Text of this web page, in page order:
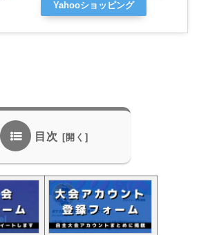
Yahooショッピング
目次